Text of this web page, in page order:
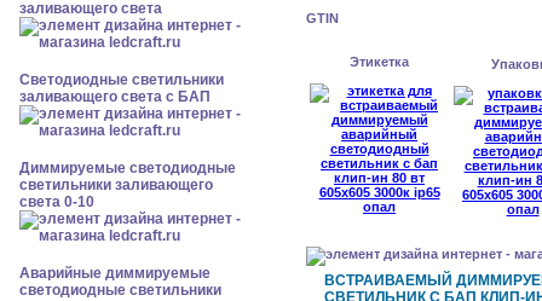
заливающего света
Светодиодные светильники
заливающего света с БАП
Диммируемые светодиодные
светильники заливающего
света 0-10
Аварийные диммируемые
светодиодные светильники
GTIN
Этикетка
ВСТРАИВАЕМЫЙ
СВЕТИЛЬНИК С БАП КЛИП-ИН